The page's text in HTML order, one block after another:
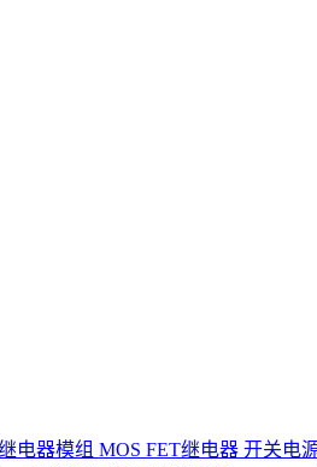
电器模组 MOS FET继电器 开关电